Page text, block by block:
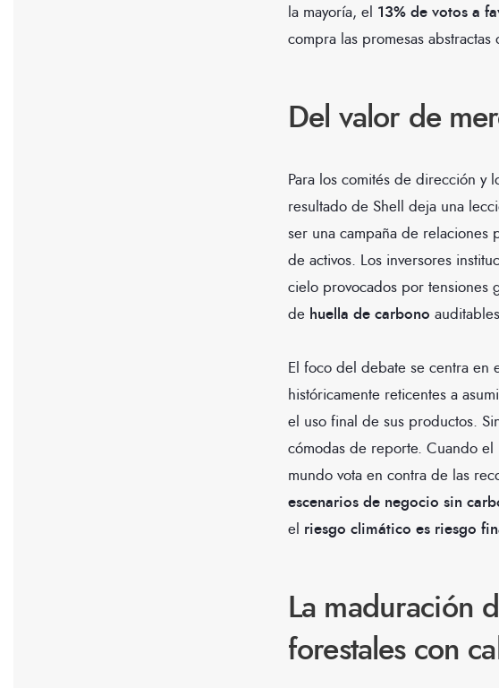
la mayoría, el 13% de votos a
compra las promesas abstractas
Del valor de
Para los comités de dirección y
resultado de Shell deja una
ser una campaña de relaciones
de activos. Los inversores
cielo provocados por tensiones
de huella de carbono
El foco del debate se centra en
históricamente reticentes a
el uso final de sus productos.
cómodas de reporte. Cuando el
mundo vota en contra de las
escenarios de negocio sin
el riesgo climático es riesgo
La maduración
forestales con